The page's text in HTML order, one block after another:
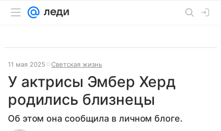
11 мая 2025 Светская жизнь
У актрисы Эмбер Херд
родились близнецы
Об этом она сообщила в личном блоге.